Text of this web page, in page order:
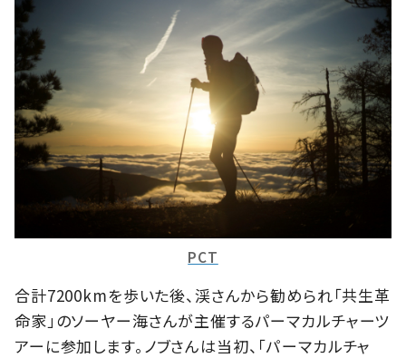
PCT
合計7200kmを歩いた後、渓さんから勧められ「共生革
命家」のソーヤー海さんが主催するパーマカルチャーツ
アーに参加します。ノブさんは当初、「パーマカルチャ